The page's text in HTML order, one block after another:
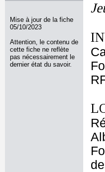
Mise à jour de la fiche
05/10/2023
Attention, le contenu de
cette fiche ne reflète
pas nécessairement le
dernier état du savoir.